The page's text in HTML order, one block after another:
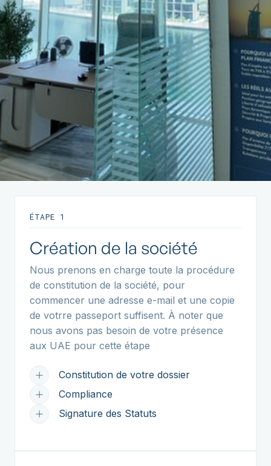
ÉTAPE 1
Création de la société
Nous prenons en charge toute la procédure
de constitution de la société, pour
commencer une adresse e-mail et une copie
de votrre passeport suffisent. À noter que
nous avons pas besoin de votre présence
aux UAE pour cette étape
Constitution de votre dossier
Compliance
Signature des Statuts